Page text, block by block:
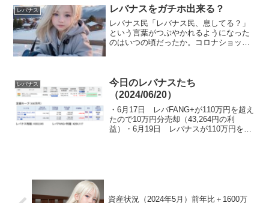
に慣れたのだろうか。どうやら私はまだ
高いと思...
レバナス レバナスをガチホ出来る？
レバナス民「レバナス民、息してる？」
という言葉がつぶやかれるようになった
のはいつの頃だったか。コロナショック
た。レバナスをガチホ...
レバナス
今日のレバナスたち
（2024/06/20）
・6月17日 レバFANG+が110万円を超え
たので10万円分売却（43,264円の利
益）・6月19日 レバナスが110万円を超
資産状況（2024年5月）前年比＋1600万